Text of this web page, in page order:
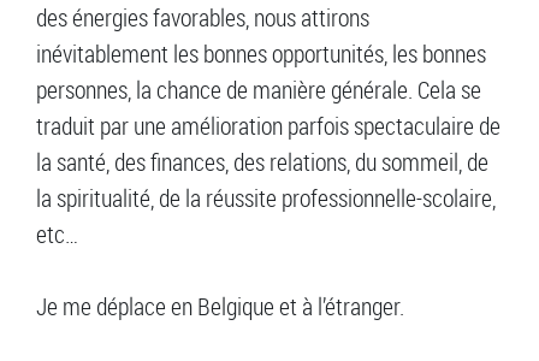
des énergies favorables, nous attirons
inévitablement les bonnes opportunités, les bonnes
personnes, la chance de manière générale. Cela se
traduit par une amélioration parfois spectaculaire de
la santé, des finances, des relations, du sommeil, de
la spiritualité, de la réussite professionnelle-scolaire,
etc…
Je me déplace en Belgique et à l’étranger.